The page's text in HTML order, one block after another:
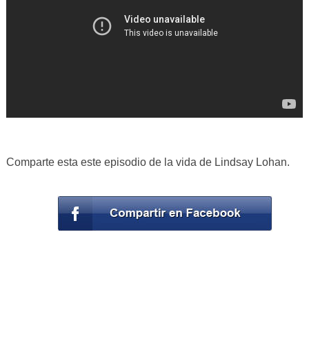
Comparte esta este episodio de la vida de Lindsay Lohan.